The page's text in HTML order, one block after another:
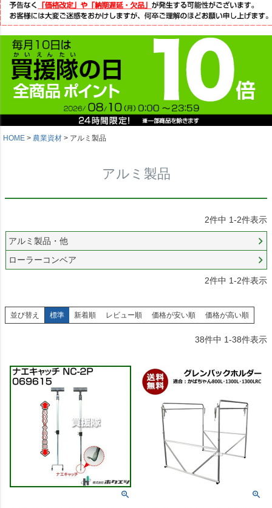
HOME 農業資材 アルミ製品
アルミ製品
2件中 1-2件表示
アルミ製品・他
ローラーコンベア
2件中 1-2件表示
並び替え 標準 新着順 レビュー順 価格が安い順 価格が高い順
38件中 1-38件表示